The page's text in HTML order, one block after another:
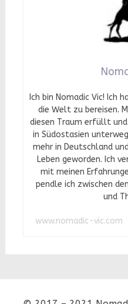
Ich bin Nomadic Vic! Ich
die Welt zu bereisen.
diesen Traum erfüllt
in Südostasien
mehr in Deutschland
Leben geworden. Ich
mit meinen
pendle ich zwischen
und
www.nomadic-vic.com